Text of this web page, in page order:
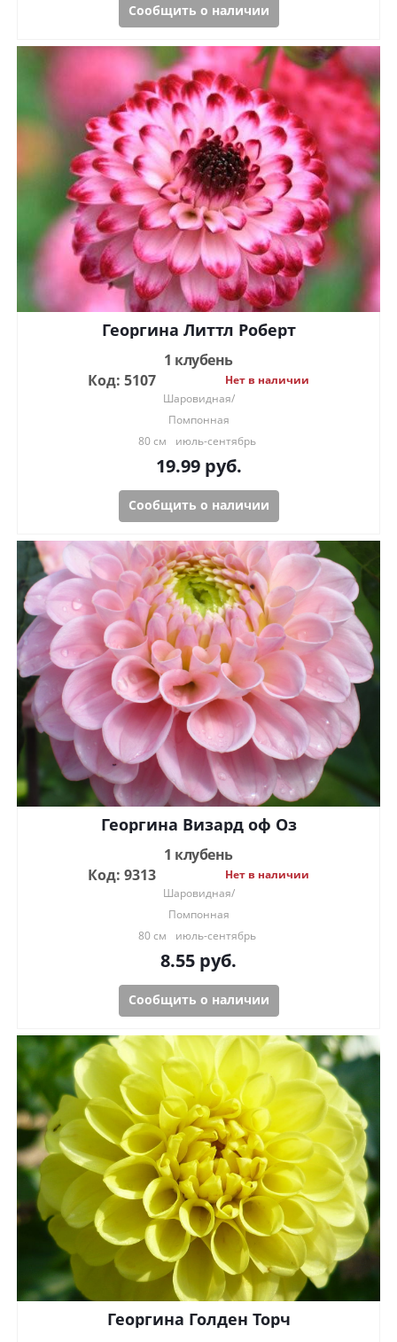
Сообщить о наличии
Георгина Литтл Роберт
1 клубень
Код: 5107
Нет в наличии
Шаровидная/
Помпонная
80 см
июль-сентябрь
19.99руб.
Сообщить о наличии
Георгина Визард оф Оз
1 клубень
Код: 9313
Нет в наличии
Шаровидная/
Помпонная
80 см
июль-сентябрь
8.55 руб.
Сообщить о наличии
Георгина Голден Торч